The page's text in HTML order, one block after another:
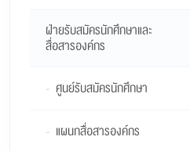
ฝ่ายรับสมัครนักศึกษาและ
สื่อสารองค์กร
- ศูนย์รับสมัครนักศึกษา
- แผนกสื่อสารองค์กร